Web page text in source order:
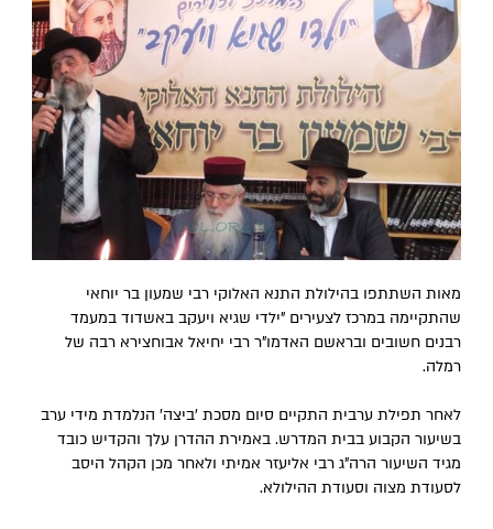
מאות השתתפו בהילולת התנא האלוקי רבי שמעון בר יוחאי
שהתקיימה במרכז לצעירים "ילדי שגיא ויעקב באשדוד במעמד
רבנים חשובים ובראשם האדמו"ר רבי יחיאל אבוחצירא רבה של
רמלה.
לאחר תפילת ערבית התקיים סיום מסכת 'ביצה' הנלמדת מידי ערב
בשיעור הקבוע בבית המדרש. באמירת ההדרן עלך והקדיש כובד
מגיד השיעור הרה"ג רבי אליעזר אמיתי ולאחר מכן הקהל היסב
לסעודת מצוה וסעודת ההילולא.